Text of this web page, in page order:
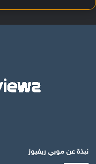
نبذة عن موبي ريفيوز